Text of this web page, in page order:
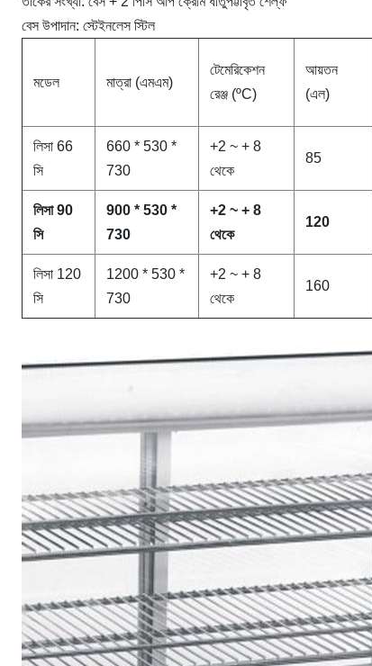
বেস উপাদান: স্টেইনলেস স্টিল
মডেল মাত্রা (এমএম)
টেমেরিকেশন
রেঞ্জ (ºC)
আয়তন
(এল)
লিসা 66
সি
660 * 530 *
730
+2 ~ + 8
থেকে
85
লিসা 90
সি
900 * 530 *
730
+2 ~ + 8
থেকে
120
লিসা 120
সি
1200 * 530 *
730
+2 ~ + 8
থেকে
160